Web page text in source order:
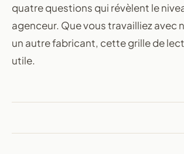
quatre questions qui révèlent le
agenceur. Que vous travailliez avec
un autre fabricant, cette grille de
utile.